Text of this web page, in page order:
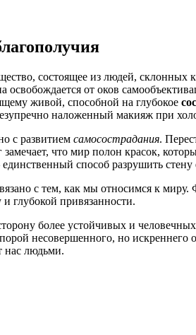
состоящее из людей, склонных к
от оков
живой, способной на глубокое
наложенный макияж при
с развитием самосострадания.
что мир полон красок,
способ разрушить
с тем, как мы относимся к
глубокой привязанности.
более устойчивых и
несовершенного, но
нас людьми.